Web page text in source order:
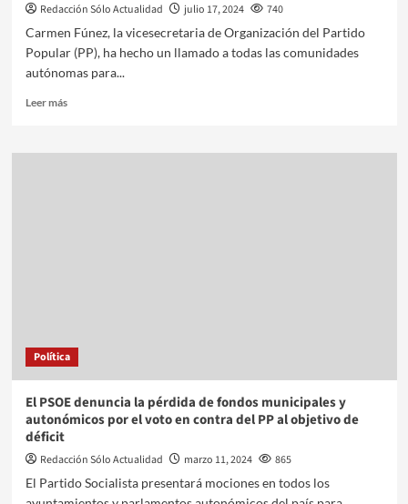
Redacción Sólo Actualidad julio 17, 2024
740
Carmen Fúnez, la vicesecretaria de Organización del Partido
Popular (PP), ha hecho un llamado a todas las comunidades
autónomas para...
Leer más
Política
El PSOE denuncia la pérdida de fondos municipales y
autonómicos por el voto en contra del PP al objetivo de
déficit
Redacción Sólo Actualidad marzo 11, 2024
865
El Partido Socialista presentará mociones en todos los